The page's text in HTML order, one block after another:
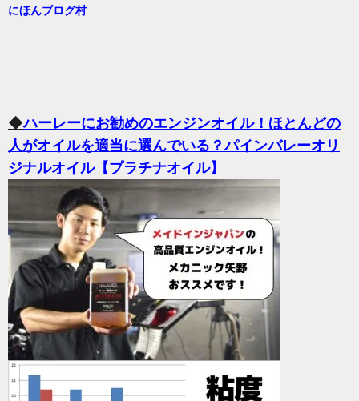
にほんブログ村
◆ハーレーにお勧めのエンジンオイル！ほとんどの
人がオイルを適当に選んでいる？パインバレーオリ
ジナルオイル【プラチナオイル】